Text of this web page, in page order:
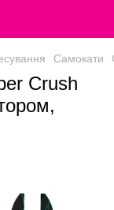
Самокати
Crush